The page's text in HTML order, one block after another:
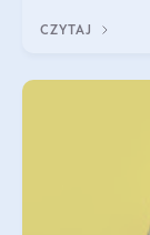
CZYTAJ